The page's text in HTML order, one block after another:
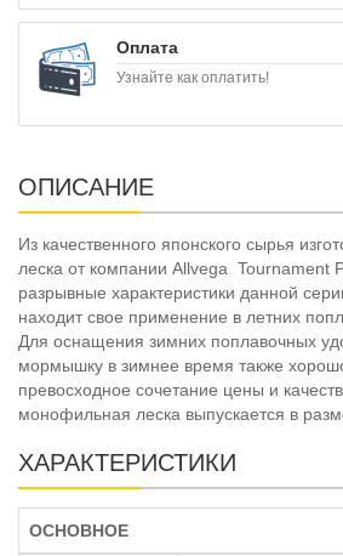
Оплата
Узнайте как оплатить!
ОПИСАНИЕ
Из качественного японского сырья
леска от компании Allvega Tournament
разрывные характеристики данной
находит свое применение в летних
Для оснащения зимних поплавочных
мормышку в зимнее время также
превосходное сочетание цены и
монофильная леска выпускается в
ХАРАКТЕРИСТИКИ
ОСНОВНОЕ